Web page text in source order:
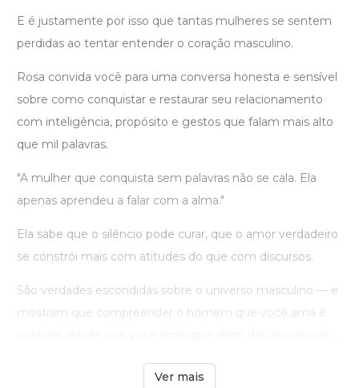
E é justamente por isso que tantas mulheres se sentem
perdidas ao tentar entender o coração masculino.
Rosa convida você para uma conversa honesta e sensível
sobre como conquistar e restaurar seu relacionamento
com inteligência, propósito e gestos que falam mais alto
que mil palavras.
"A mulher que conquista sem palavras não se cala. Ela
apenas aprendeu a falar com a alma."
Ela sabe que o silêncio pode curar, que o amor verdadeiro
se constrói mais com atitudes do que com discursos.
São verdades escondidas sobre o universo masculino — e
mostram que compreender o homem que você ama é
Ver mais